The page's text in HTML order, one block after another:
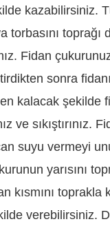
kazabilirsiniz.
torbasını toprağı
Fidan
sonra
kalacak şekilde
ve sıkıştırınız.
suyu vermeyi
yarısını
kısmını toprakla
verebilirsiniz.